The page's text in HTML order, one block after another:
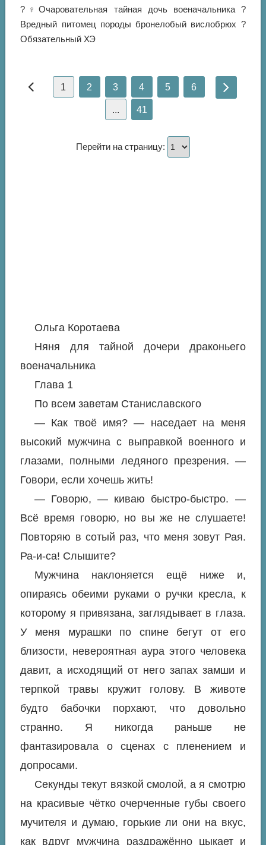
?♀Очаровательная тайная дочь военачальника ?
Вредный питомец породы бронелобый вислобрюх ?
Обязательный ХЭ
1 2 3 4 5 6
... 41
Перейти на страницу:
Ольга Коротаева
Няня для тайной дочери драконьего
военачальника
Глава 1
По всем заветам Станиславского
— Как твоё имя? — наседает на меня
высокий мужчина с выправкой военного и
глазами, полными ледяного презрения. —
Говори, если хочешь жить!
— Говорю, — киваю быстро-быстро. —
Всё время говорю, но вы же не слушаете!
Повторяю в сотый раз, что меня зовут Рая.
Ра-и-са! Слышите?
Мужчина наклоняется ещё ниже и,
опираясь обеими руками о ручки кресла, к
которому я привязана, заглядывает в глаза.
У меня мурашки по спине бегут от его
близости, невероятная аура этого человека
давит, а исходящий от него запах замши и
терпкой травы кружит голову. В животе
будто бабочки порхают, что довольно
странно. Я никогда раньше не
фантазировала о сценах с пленением и
допросами.
Секунды текут вязкой смолой, а я смотрю
на красивые чётко очерченные губы своего
мучителя и думаю, горькие ли они на вкус,
как вдруг мужчина раздражённо цыкает и